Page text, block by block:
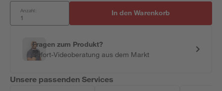
Anzahl: In den Warenkorb
Fragen zum Produkt?
Sofort-Videoberatung aus dem Markt
Unsere passenden Services